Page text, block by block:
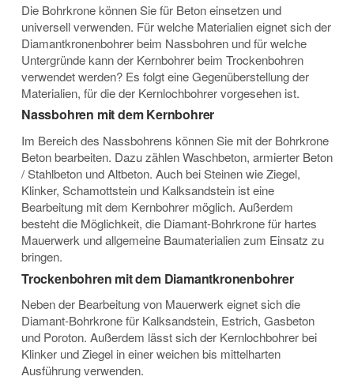
Die Bohrkrone können Sie für Beton einsetzen und
universell verwenden. Für welche Materialien eignet sich der
Diamantkronenbohrer beim Nassbohren und für welche
Untergründe kann der Kernbohrer beim Trockenbohren
verwendet werden? Es folgt eine Gegenüberstellung der
Materialien, für die der Kernlochbohrer vorgesehen ist.
Nassbohren mit dem Kernbohrer
Im Bereich des Nassbohrens können Sie mit der Bohrkrone
Beton bearbeiten. Dazu zählen Waschbeton, armierter Beton
/ Stahlbeton und Altbeton. Auch bei Steinen wie Ziegel,
Klinker, Schamottstein und Kalksandstein ist eine
Bearbeitung mit dem Kernbohrer möglich. Außerdem
besteht die Möglichkeit, die Diamant-Bohrkrone für hartes
Mauerwerk und allgemeine Baumaterialien zum Einsatz zu
bringen.
Trockenbohren mit dem Diamantkronenbohrer
Neben der Bearbeitung von Mauerwerk eignet sich die
Diamant-Bohrkrone für Kalksandstein, Estrich, Gasbeton
und Poroton. Außerdem lässt sich der Kernlochbohrer bei
Klinker und Ziegel in einer weichen bis mittelharten
Ausführung verwenden.